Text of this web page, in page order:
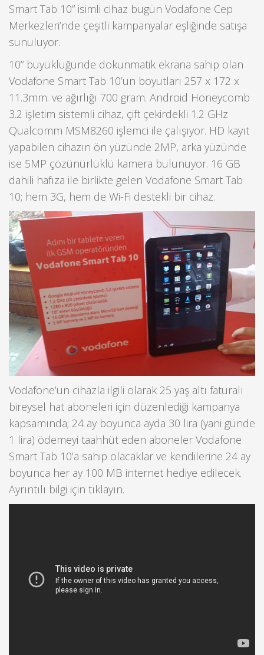
Smart Tab 10” isimli cihaz bugün Vodafone Cep
Merkezleri’nde çeşitli kampanyalar eşliğinde satışa
sunuluyor.
10” büyüklüğünde dokunmatik ekrana sahip olan
Vodafone Smart Tab 10’un boyutları 257 x 172 x
11.3mm. ve ağırlığı 700 gram. Android Honeycomb
3.2 işletim sistemli cihaz, çift çekirdekli 1.2 GHz
Qualcomm MSM8260 işlemci ile çalışıyor. HD kayıt
yapabilen cihazın ön yüzünde 2MP, arka yüzünde
ise 5MP çözünürlüklü kamera bulunuyor. 16 GB
dahili hafıza ile birlikte gelen Vodafone Smart Tab
10; hem 3G, hem de Wi-Fi destekli bir cihaz.
Vodafone’un cihazla ilgili olarak 25 yaş altı faturalı
bireysel hat aboneleri için düzenlediği kampanya
kapsamında; 24 ay boyunca ayda 30 lira (yani günde
1 lira) ödemeyi taahhüt eden aboneler Vodafone
Smart Tab 10’a sahip olacaklar ve kendilerine 24 ay
boyunca her ay 100 MB internet hediye edilecek.
Ayrıntılı bilgi için tıklayın.